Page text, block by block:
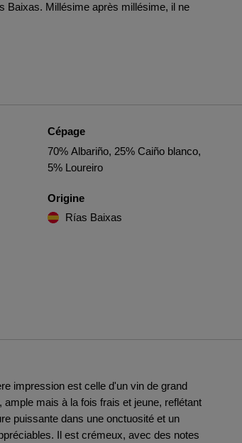
Baixas. Millésime après millésime, il ne
Cépage
70% Albariño, 25% Caiño blanco,
5% Loureiro
Origine
Rías Baixas
impression est celle d'un vin de grand
ample mais à la fois frais et jeune, reflétant
puissante dans une onctuosité et un
Il est crémeux, avec des notes